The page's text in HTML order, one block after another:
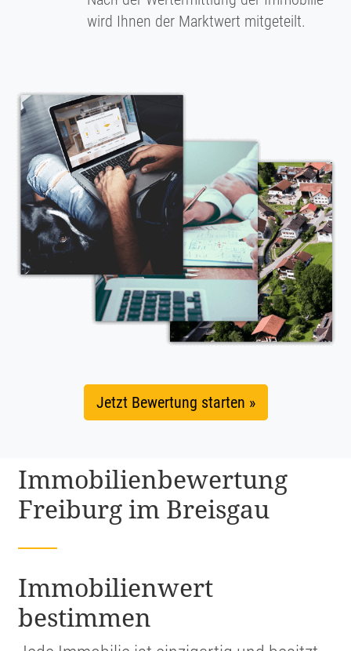
wird Ihnen der Marktwert mitgeteilt.
Jetzt Bewertung starten »
Immobi­li­en­be­wer­tung
Freiburg im Breisgau
Immobi­li­en­wert
bestimmen